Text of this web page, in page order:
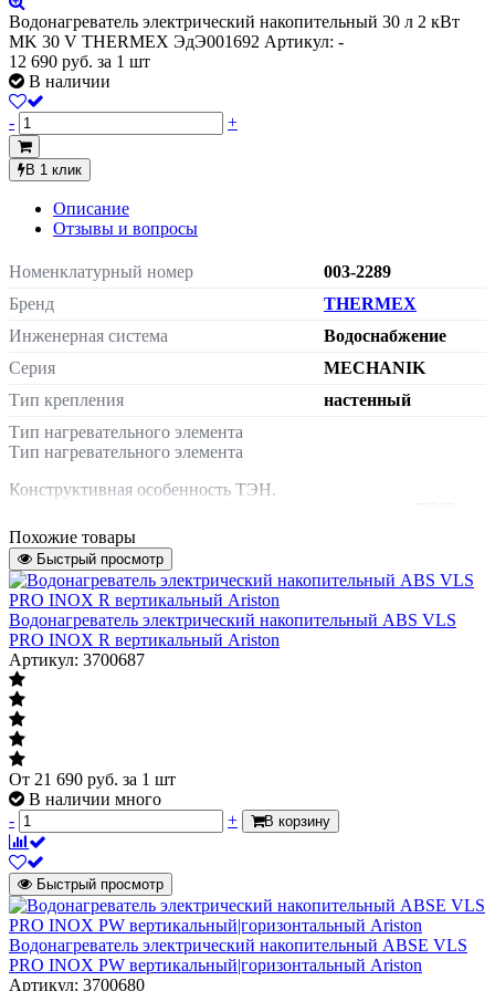
Водонагреватель электрический накопительный 30 л 2 кВт
MK 30 V THERMEX ЭдЭ001692 Артикул: -
12 690 руб. за 1 шт
В наличии
- +
В 1 клик
Описание
Отзывы и вопросы
Номенклатурный номер
003-2289
Бренд
THERMEX
Инженерная система
Водоснабжение
Серия
MECHANIK
Тип крепления
настенный
Тип нагревательного элемента
Тип нагревательного элемента
Конструктивная особенность ТЭН.
водой (погружной ТЭН) или защищен
от непосредственного контакта с
водой (сухой ТЭН)
Управление
механическое
Диаметр присоединения
Ориентация
УЗО
Предохранительный клапан в
комплекте
Масса нетто
Страна происхождения
Китай
Штрих-код на одну ТМЦ
Комплект поставки
водонагреватель,
предохранительный
клапан типа GP,
руководство по
эксплуатации,
Похожие товары
Быстрый просмотр
Водонагреватель электрический накопительный ABS VLS
PRO INOX R вертикальный Ariston
Артикул: 3700687
От 21 690 руб. за 1 шт
В наличии много
-
+ В корзину
Быстрый просмотр
Водонагреватель электрический накопительный ABSE VLS
PRO INOX PW вертикальный|горизонтальный Ariston
Артикул: 3700680